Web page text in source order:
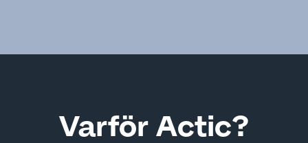
Varför Actic?